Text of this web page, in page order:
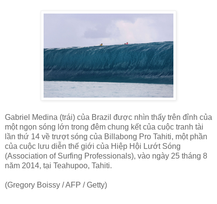
Gabriel Medina (trái) của Brazil được nhìn thấy trên đỉnh của
một ngọn sóng lớn trong đêm chung kết của cuộc tranh tài
lần thứ 14 về trượt sóng của Billabong Pro Tahiti, một phần
của cuộc lưu diễn thế giới của Hiệp Hội Lướt Sóng
(Association of Surfing Professionals), vào ngày 25 tháng 8
năm 2014, tại Teahupoo, Tahiti.
(Gregory Boissy / AFP / Getty)